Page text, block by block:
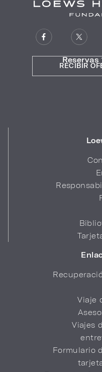
Reservas
Viaje
Viajes
Formulario
RECIBIR